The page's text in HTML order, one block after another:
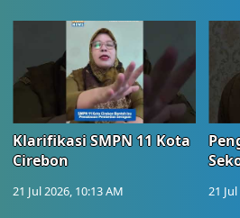
Klarifikasi SMPN 11 Kota
Cirebon
21 Jul 2026, 10:13 AM 21